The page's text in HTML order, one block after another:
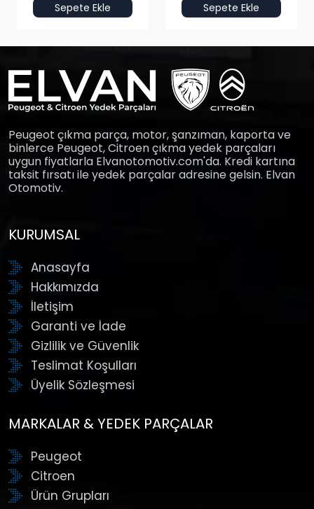
Sepete Ekle Sepete Ekle
Peugeot çıkma parça, motor, şanzıman, kaporta ve
binlerce Peugeot, Citroen çıkma yedek parçaları
uygun fiyatlarla Elvanotomotiv.com'da. Kredi kartına
taksit fırsatı ile yedek parçalar adresine gelsin. Elvan
Otomotiv.
KURUMSAL
Anasayfa
Hakkımızda
İletişim
Garanti ve İade
Gizlilik ve Güvenlik
Teslimat Koşulları
Üyelik Sözleşmesi
MARKALAR & YEDEK PARÇALAR
Peugeot
Citroen
Ürün Grupları